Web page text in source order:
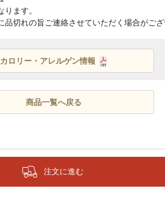
ります。
品切れの旨ご連絡させていただく場合がご
カロリー・アレルゲン情報
商品一覧へ戻る
注文に進む